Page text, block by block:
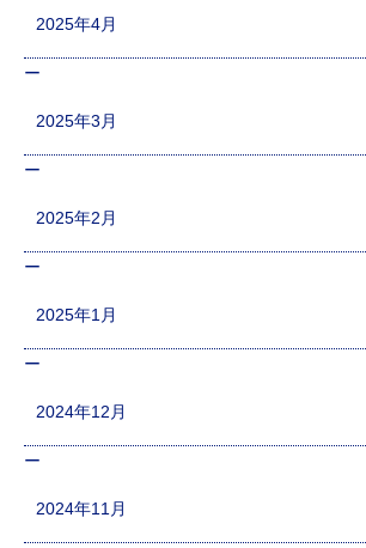
2025年4月
2025年3月
2025年2月
2025年1月
2024年12月
2024年11月